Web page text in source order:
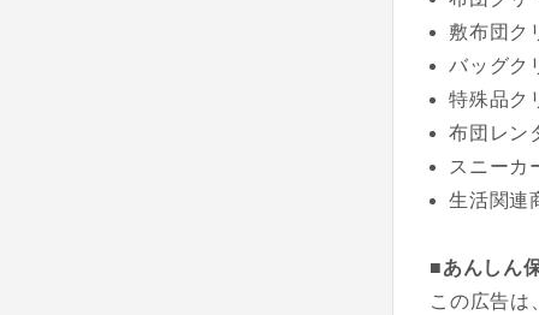
敷布団ク
バッグク
特殊品ク
布団レン
スニーカ
生活関連
■あんしん
この広告は